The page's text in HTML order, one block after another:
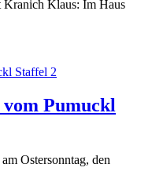
Klaus: Im Haus
Pumuckl
Ostersonntag, den